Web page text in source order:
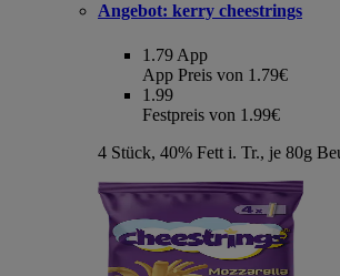
Angebot: kerry cheestrings
1.79 App
App Preis von 1.79€
1.99
Festpreis von 1.99€
4 Stück, 40% Fett i. Tr., je 80g